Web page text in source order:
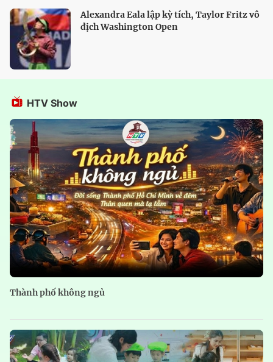
Alexandra Eala lập kỳ tích, Taylor Fritz vô
địch Washington Open
HTV Show
Thành phố không ngủ